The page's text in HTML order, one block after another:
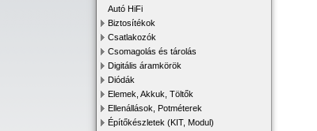
Autó HiFi
Biztosítékok
Csatlakozók
Csomagolás és tárolás
Digitális áramkörök
Diódák
Elemek, Akkuk, Töltők
Ellenállások, Potméterek
Építőkészletek (KIT, Modul)